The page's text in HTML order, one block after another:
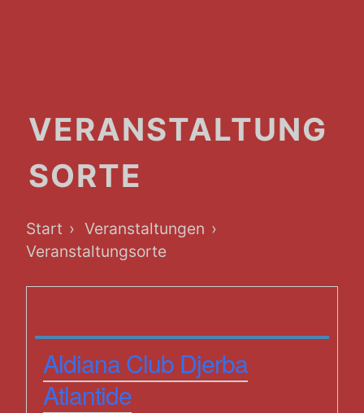
VERANSTALTUNG
SORTE
Breadcrumb-
Navigation
Start
Veranstaltungen
Veranstaltungsorte
Aldiana Club Djerba
Atlantide